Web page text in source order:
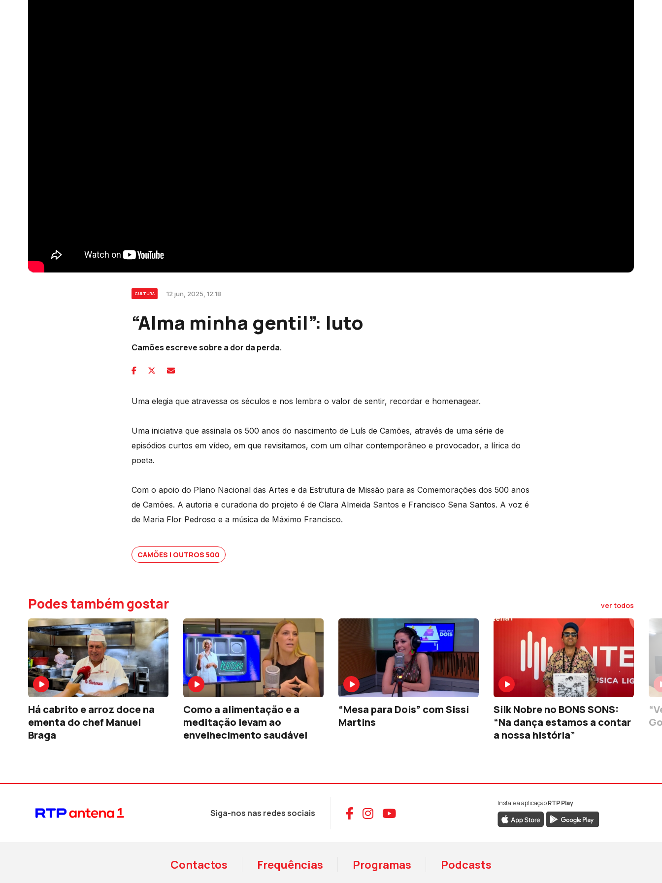
CULTURA 12 jun, 2025, 12:18
“Alma minha gentil”: luto
Camões escreve sobre a dor da perda.
Uma elegia que atravessa os séculos e nos lembra o valor de sentir, recordar e homenagear.
Uma iniciativa que assinala os 500 anos do nascimento de Luís de Camões, através de uma série de
episódios curtos em vídeo, em que revisitamos, com um olhar contemporâneo e provocador, a lírica do
poeta.
Com o apoio do Plano Nacional das Artes e da Estrutura de Missão para as Comemorações dos 500 anos
de Camões. A autoria e curadoria do projeto é de Clara Almeida Santos e Francisco Sena Santos. A voz é
de Maria Flor Pedroso e a música de Máximo Francisco.
CAMÕES | OUTROS 500
Podes também gostar ver todos
Há cabrito e arroz doce na
ementa do chef Manuel
Braga
Como a alimentação e a
meditação levam ao
envelhecimento saudável
“Mesa para Dois” com Sissi
Martins
Silk Nobre no BONS SONS:
“Na dança estamos a contar
a nossa história”
Siga-nos nas redes sociais Aceder ao Facebook da RTP Antena 1
Aceder ao Instagram da RTP Antena 1
Aceder ao YouTube da RTP Antena 1
Instale a aplicaçãoRTP Play
Contactos Frequências Programas Podcasts